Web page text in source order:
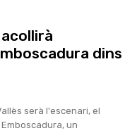
dins
serà l'escenari, el
un